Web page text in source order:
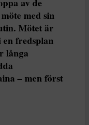
av de
med sin
Mötet är
fredsplan
långa
– men först